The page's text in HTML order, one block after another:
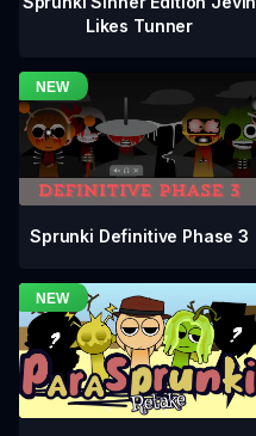
Likes Tunner
Sprunki Definitive Phase 3